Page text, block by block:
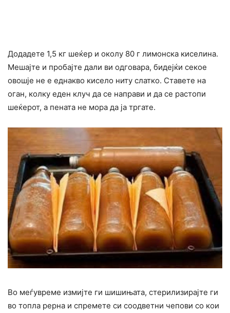
Додадете 1,5 кг шеќер и околу 80 г лимонска киселина.
Мешајте и пробајте дали ви одговара, бидејќи секое
овошје не е еднакво кисело ниту слатко. Ставете на
оган, колку еден клуч да се направи и да се растопи
шеќерот, а пената не мора да ја тргате.
Во меѓувреме измијте ги шишињата, стерилизирајте ги
во топла рерна и спремете си соодветни чепови со кои